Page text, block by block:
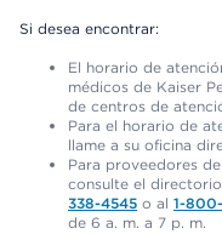
Si desea encontrar:
El horario de
médicos de Kaiser
de centros de
Para el horario de
llame a su oficina
Para proveedores
consulte el
338-4545 o al 1-
de 6 a. m. a 7 p. m.